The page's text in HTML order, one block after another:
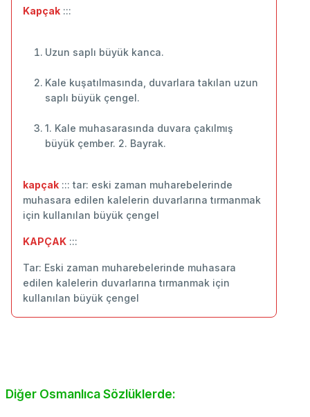
Kapçak :::
Uzun saplı büyük kanca.
Kale kuşatılmasında, duvarlara takılan uzun
saplı büyük çengel.
1. Kale muhasarasında duvara çakılmış
büyük çember. 2. Bayrak.
kapçak ::: tar: eski zaman muharebelerinde
muhasara edilen kalelerin duvarlarına tırmanmak
için kullanılan büyük çengel
KAPÇAK :::
Tar: Eski zaman muharebelerinde muhasara
edilen kalelerin duvarlarına tırmanmak için
kullanılan büyük çengel
Diğer Osmanlıca Sözlüklerde: